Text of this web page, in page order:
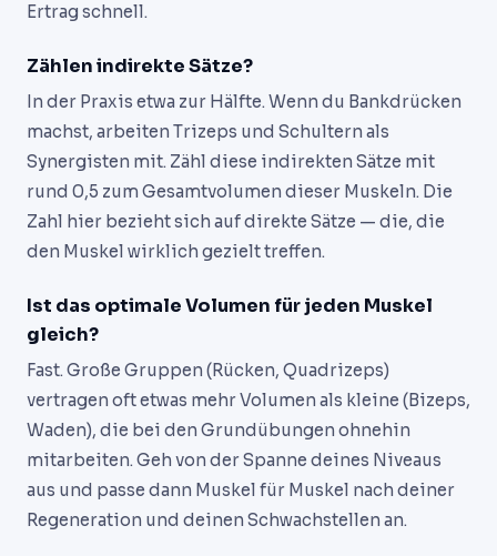
Ertrag schnell.
Zählen indirekte Sätze?
In der Praxis etwa zur Hälfte. Wenn du Bankdrücken
machst, arbeiten Trizeps und Schultern als
Synergisten mit. Zähl diese indirekten Sätze mit
rund 0,5 zum Gesamtvolumen dieser Muskeln. Die
Zahl hier bezieht sich auf direkte Sätze — die, die
den Muskel wirklich gezielt treffen.
Ist das optimale Volumen für jeden Muskel
gleich?
Fast. Große Gruppen (Rücken, Quadrizeps)
vertragen oft etwas mehr Volumen als kleine (Bizeps,
Waden), die bei den Grundübungen ohnehin
mitarbeiten. Geh von der Spanne deines Niveaus
aus und passe dann Muskel für Muskel nach deiner
Regeneration und deinen Schwachstellen an.